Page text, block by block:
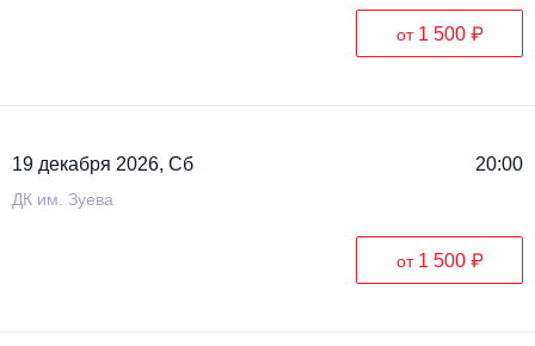
от 1 500 ₽
19 декабря 2026, Сб 20:00
ДК им. Зуева
от 1 500 ₽